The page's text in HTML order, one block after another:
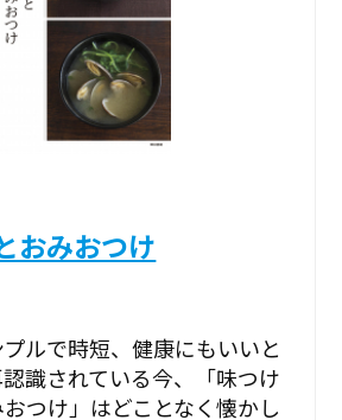
おみおつけ
ルで時短、健康にもいいと
識されている今、「味つけ
つけ」はどことなく懐かし